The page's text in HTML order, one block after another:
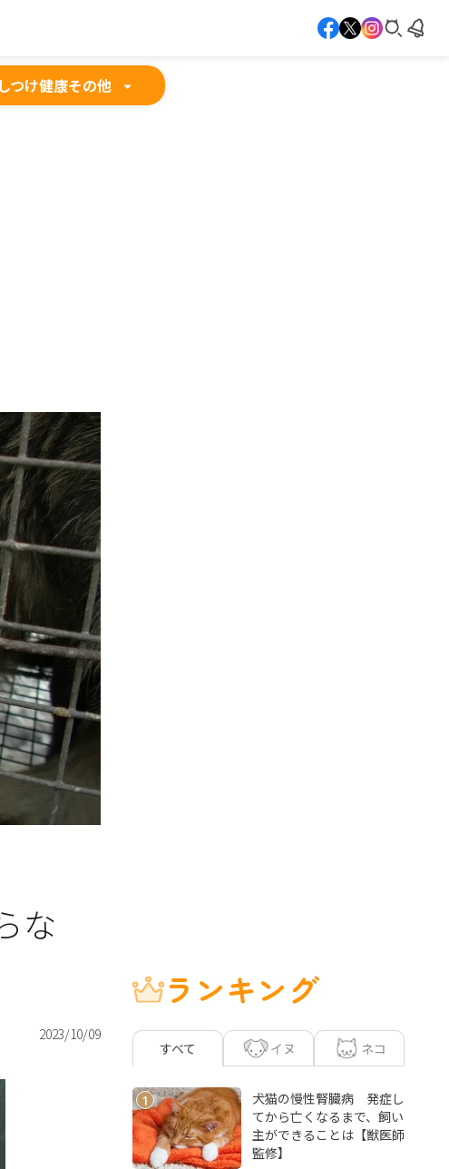
しつけ健康その他
な
2023/10/09
ランキング
すべて イヌ ネコ
1
犬猫の慢性腎臓病 発症し
てから亡くなるまで、飼い
主ができることは【獣医師
監修】